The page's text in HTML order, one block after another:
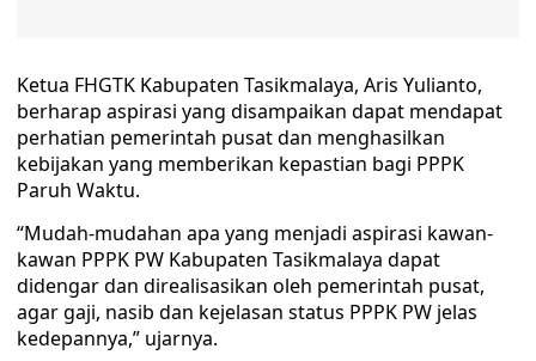
Ketua FHGTK Kabupaten Tasikmalaya, Aris Yulianto,
berharap aspirasi yang disampaikan dapat mendapat
perhatian pemerintah pusat dan menghasilkan
kebijakan yang memberikan kepastian bagi PPPK
Paruh Waktu.
“Mudah-mudahan apa yang menjadi aspirasi kawan-
kawan PPPK PW Kabupaten Tasikmalaya dapat
didengar dan direalisasikan oleh pemerintah pusat,
agar gaji, nasib dan kejelasan status PPPK PW jelas
kedepannya,” ujarnya.